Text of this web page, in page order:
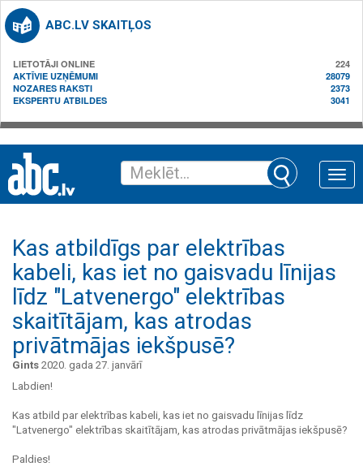
ABC.LV SKAITĻOS
LIETOTĀJI ONLINE
224
AKTĪVIE UZŅĒMUMI
28079
NOZARES RAKSTI
2373
EKSPERTU ATBILDES
3041
Toggle
Kas atbildīgs par elektrības
kabeli, kas iet no gaisvadu līnijas
līdz "Latvenergo" elektrības
skaitītājam, kas atrodas
privātmājas iekšpusē?
Gints 2020. gada 27. janvārī
Labdien!
Kas atbild par elektrības kabeli, kas iet no gaisvadu līnijas līdz
"Latvenergo" elektrības skaitītājam, kas atrodas privātmājas iekšpusē?
Paldies!